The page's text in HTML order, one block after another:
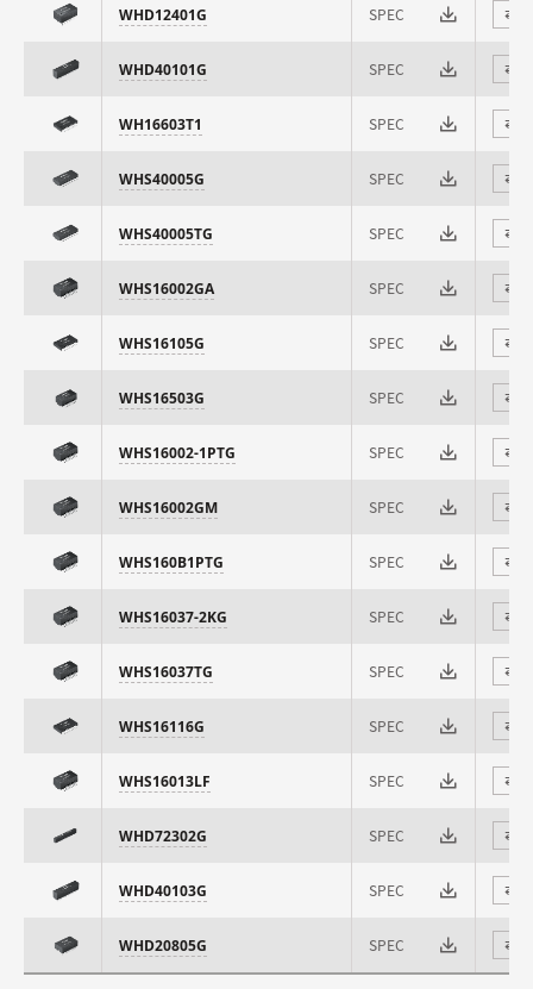
WHD12401G SPEC ⇄
WHD40101G SPEC ⇄
WH16603T1 SPEC ⇄
WHS40005G SPEC ⇄
WHS40005TG SPEC ⇄
WHS16002GA SPEC ⇄
WHS16105G SPEC ⇄
WHS16503G SPEC ⇄
WHS16002-1PTG SPEC ⇄
WHS16002GM SPEC ⇄
WHS160B1PTG SPEC ⇄
WHS16037-2KG SPEC ⇄
WHS16037TG SPEC ⇄
WHS16116G SPEC ⇄
WHS16013LF SPEC ⇄
WHD72302G SPEC ⇄
WHD40103G SPEC ⇄
WHD20805G SPEC ⇄